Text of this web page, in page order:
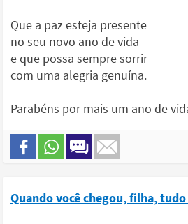
Que a paz esteja presente
no seu novo ano de vida
e que possa sempre sorrir
com uma alegria genuína.
Parabéns por mais um ano de
Quando você chegou, filha,